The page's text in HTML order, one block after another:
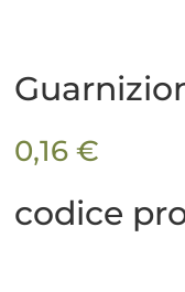
0,16€
codice